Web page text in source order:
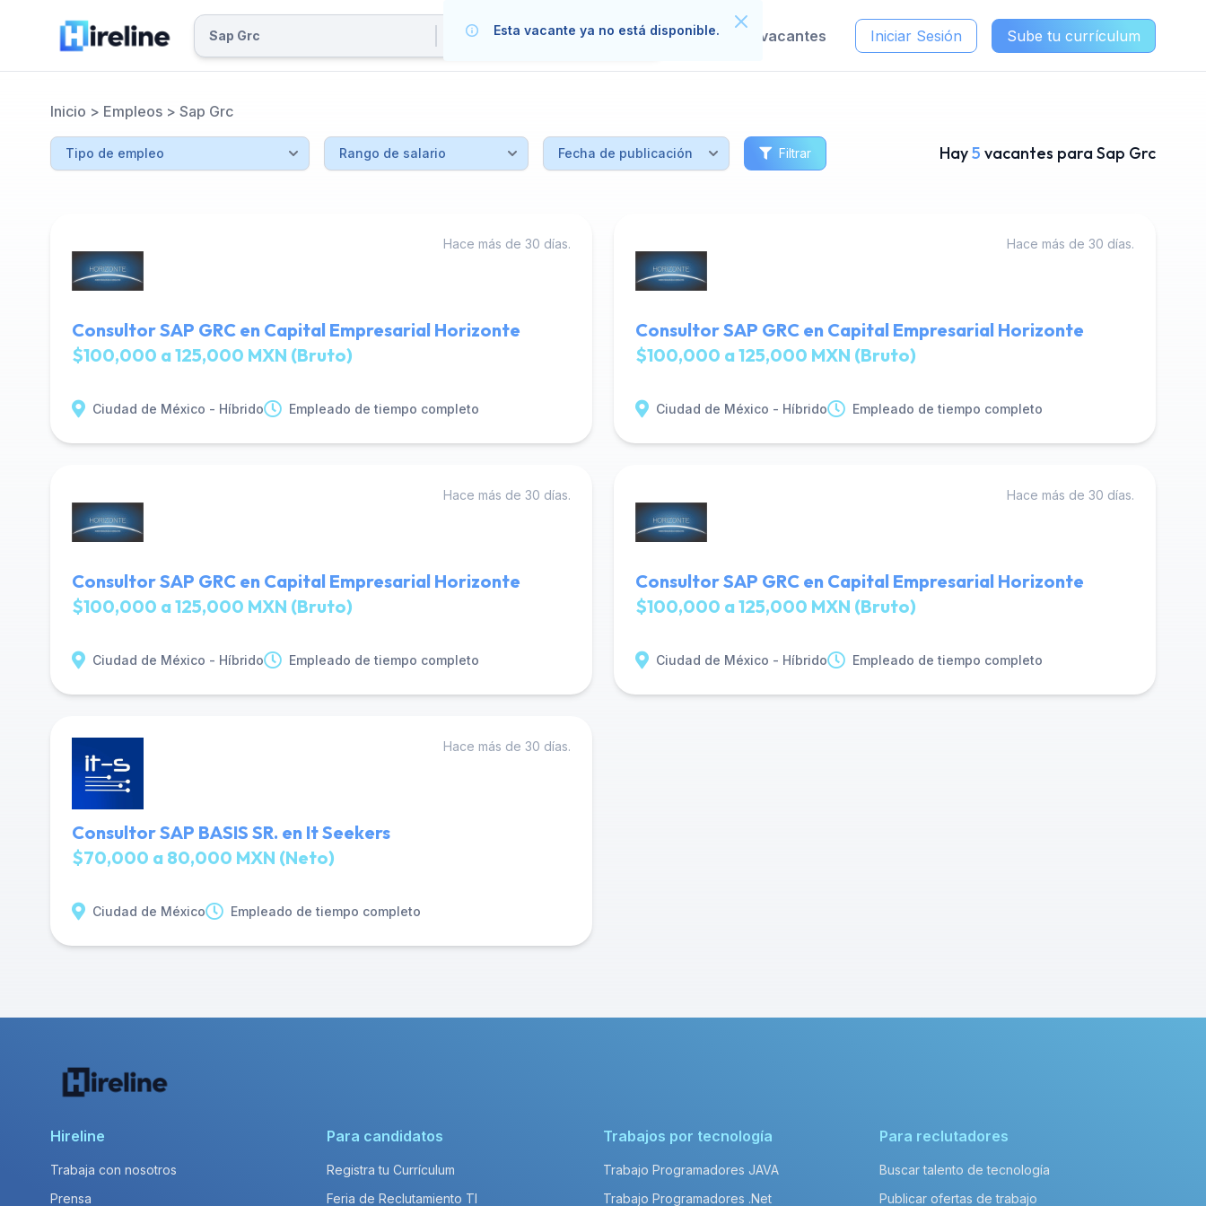
Publica tus vacantes Iniciar Sesión Sube tu currículum
Inicio > Empleos > Sap Grc
Filtrar Hay5 vacantes para Sap Grc
Hace más de 30 días.
Consultor SAP GRC en Capital Empresarial Horizonte
$100,000 a 125,000 MXN (Bruto)
Ciudad de México - Híbrido Empleado de tiempo completo
Hace más de 30 días.
Consultor SAP GRC en Capital Empresarial Horizonte
$100,000 a 125,000 MXN (Bruto)
Ciudad de México - Híbrido Empleado de tiempo completo
Hace más de 30 días.
Consultor SAP GRC en Capital Empresarial Horizonte
$100,000 a 125,000 MXN (Bruto)
Ciudad de México - Híbrido Empleado de tiempo completo
Hace más de 30 días.
Consultor SAP GRC en Capital Empresarial Horizonte
$100,000 a 125,000 MXN (Bruto)
Ciudad de México - Híbrido Empleado de tiempo completo
Hace más de 30 días.
Consultor SAP BASIS SR. en It Seekers
$70,000 a 80,000 MXN (Neto)
Ciudad de México Empleado de tiempo completo
Hireline
Trabaja con nosotros
Prensa
Para candidatos
Registra tu Currículum
Feria de Reclutamiento TI
Trabajos por tecnología
Trabajo Programadores JAVA
Trabajo Programadores .Net
Para reclutadores
Buscar talento de tecnología
Publicar ofertas de trabajo
Esta vacante ya no está disponible.